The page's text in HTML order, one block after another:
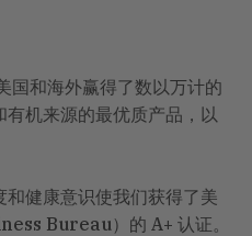
国和海外赢得了数以万计的
机来源的最优质产品，以
健康意识使我们获得了美
Bureau）的 A+ 认证。